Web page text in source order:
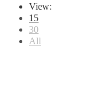
View:
15
30
All